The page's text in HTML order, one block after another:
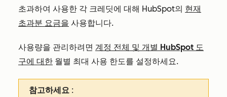
초과하여 사용한 각 크레딧에 대해 HubSpot의 현재
초과분 요금을 사용합니다.
사용량을 관리하려면 계정 전체 및 개별 HubSpot 도
구에 대한 월별 최대 사용 한도를 설정하세요.
참고하세요 :